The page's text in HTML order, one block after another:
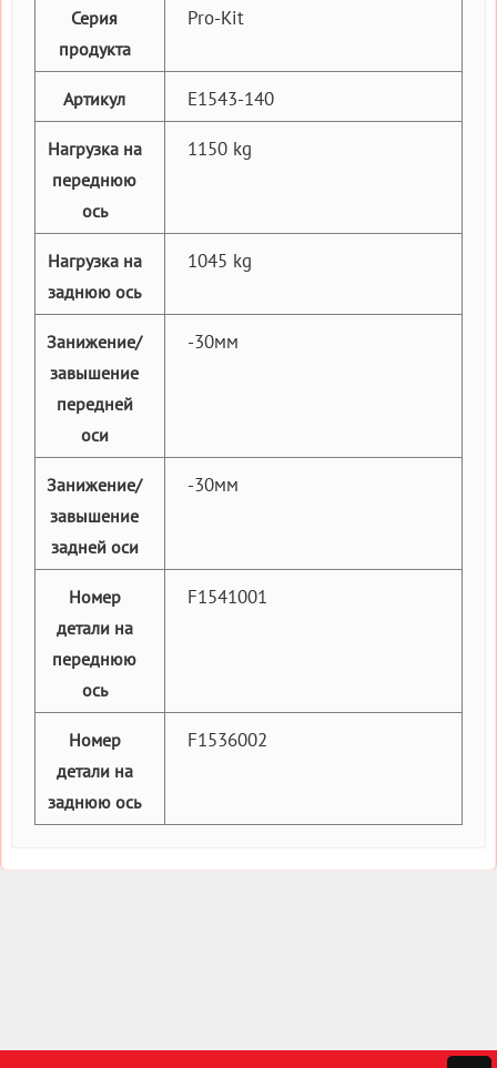
Серия
продукта
Pro-Kit
Артикул E1543-140
Нагрузка на
переднюю
ось
1150 kg
Нагрузка на
заднюю ось
1045 kg
Занижение/
завышение
передней
оси
-30мм
Занижение/
завышение
задней оси
-30мм
Номер
детали на
переднюю
ось
F1541001
Номер
детали на
заднюю ось
F1536002